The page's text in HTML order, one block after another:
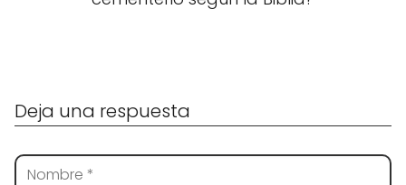
Deja una respuesta